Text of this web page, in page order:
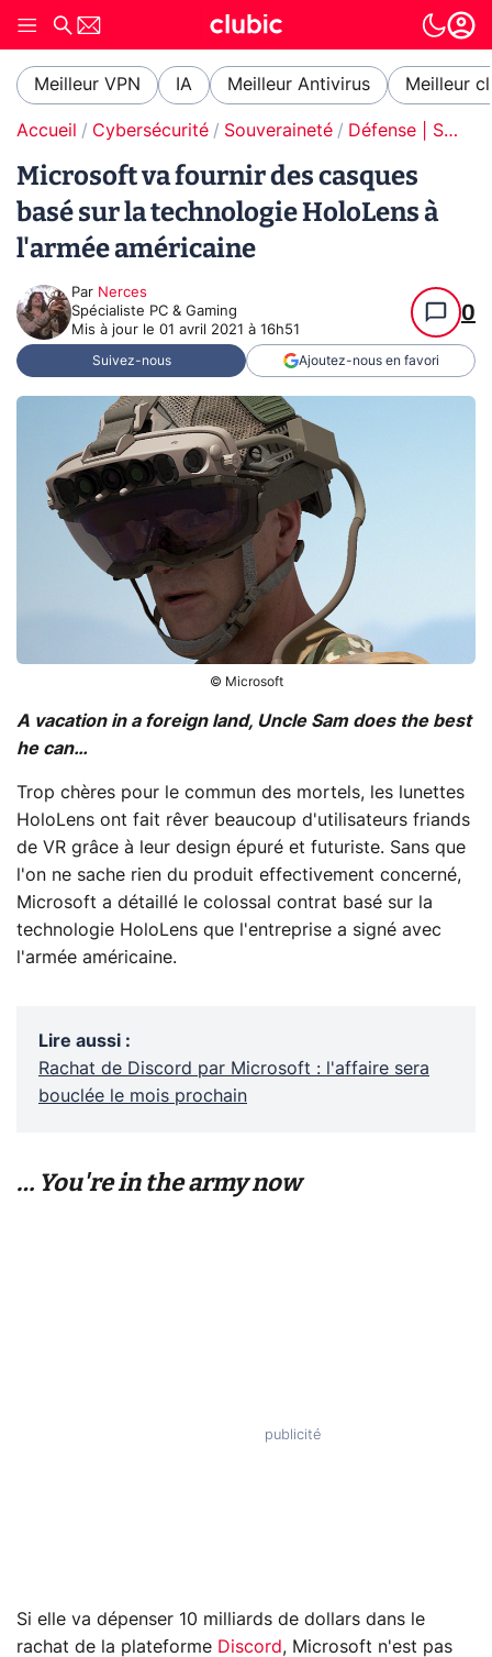
Meilleur VPN IA Meilleur Antivirus Meilleur
Accueil Cybersécurité Souveraineté Défense | Souveraineté
Microsoft va fournir des casques
basé sur la technologie HoloLens à
l'armée américaine
Par Nerces
Spécialiste PC & Gaming
Mis à jour le 01 avril 2021 à 16h51
0
Suivez-nous Ajoutez-nous en favori
© Microsoft
A vacation in a foreign land, Uncle Sam does the best
he can…
Trop chères pour le commun des mortels, les lunettes
HoloLens ont fait rêver beaucoup d'utilisateurs friands
de VR grâce à leur design épuré et futuriste. Sans que
l'on ne sache rien du produit effectivement concerné,
Microsoft a détaillé le colossal contrat basé sur la
technologie HoloLens que l'entreprise a signé avec
l'armée américaine.
Lire aussi :
Rachat de Discord par Microsoft : l'affaire sera
bouclée le mois prochain
… You're in the army now
Si elle va dépenser 10 milliards de dollars dans le
rachat de la plateforme Discord, Microsoft n'est pas